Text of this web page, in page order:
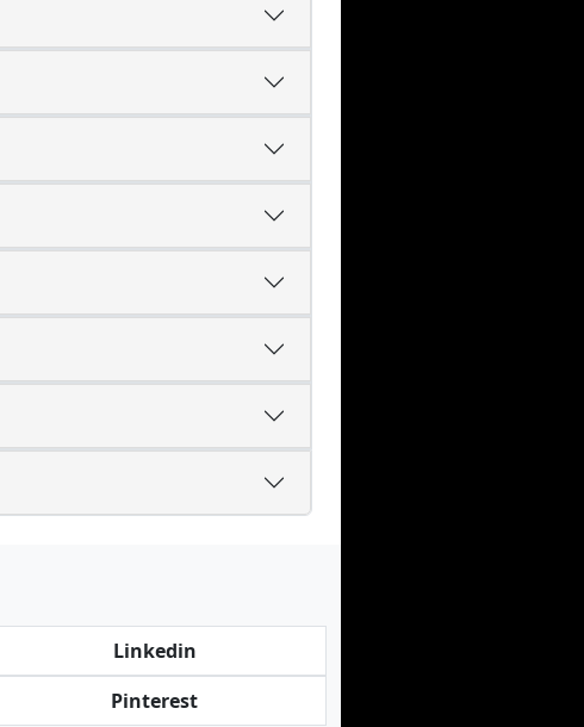
Linkedin
Pinterest